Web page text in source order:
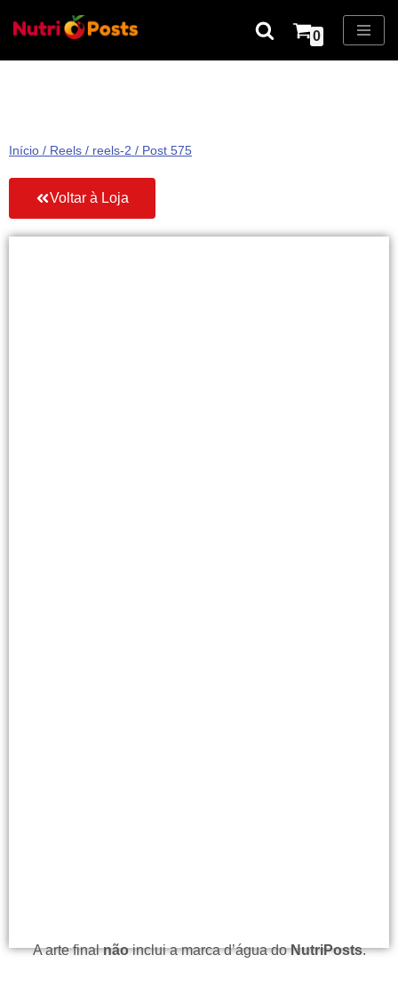
0
Início / Reels / reels-2 / Post 575
Voltar à Loja
A arte finalnãoinclui a marca d’água doNutriPosts.